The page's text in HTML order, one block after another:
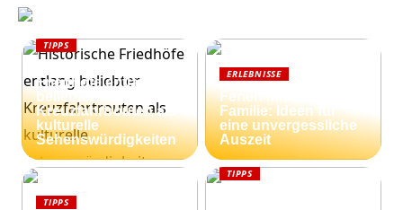
TIPPS
Friedhöfe entlang
beliebter
Kreuzfahrtrouten als
kulturelle
Sehenswürdigkeiten
ERLEBNISSE
Ferien mit der
Familie: Ideen für
eine unvergessliche
Auszeit
TIPPS
TIPPS